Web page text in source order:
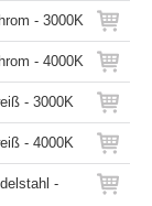
- 3000K
- 4000K
- 3000K
- 4000K
-